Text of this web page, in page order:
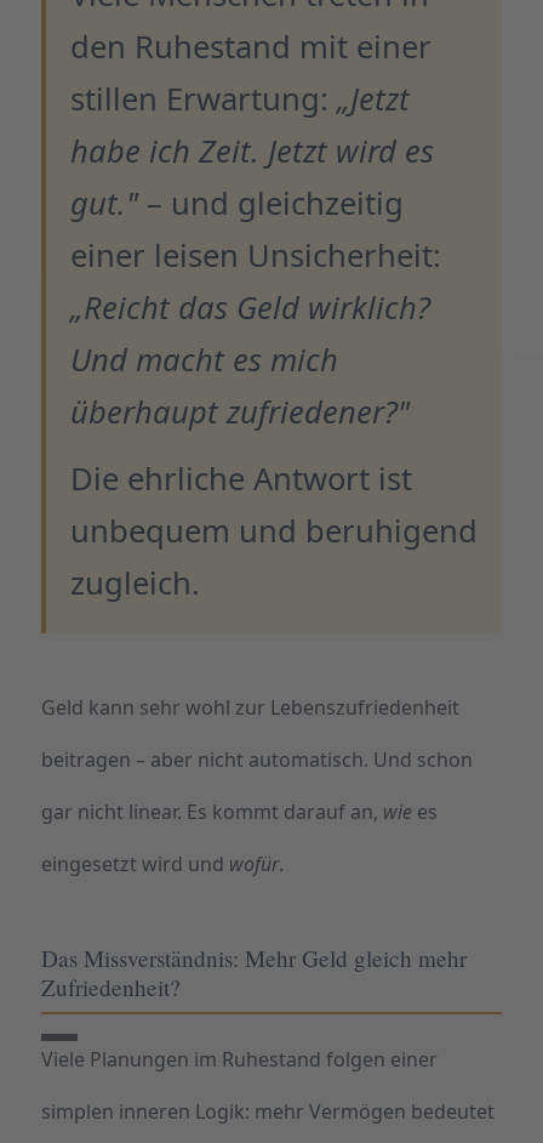
den Ruhestand mit einer
stillen Erwartung: „Jetzt
habe ich Zeit. Jetzt wird es
gut."– und gleichzeitig
einer leisen Unsicherheit:
„Reicht das Geld wirklich?
Und macht es mich
überhaupt zufriedener?"
Die ehrliche Antwort ist
unbequem und beruhigend
zugleich.
Geld kann sehr wohl zur Lebenszufriedenheit
beitragen – aber nicht automatisch. Und schon
gar nicht linear. Es kommt darauf an, wiees
eingesetzt wird und wofür.
Das Missverständnis: Mehr Geld gleich mehr
Zufriedenheit?
Viele Planungen im Ruhestand folgen einer
simplen inneren Logik: mehr Vermögen bedeutet